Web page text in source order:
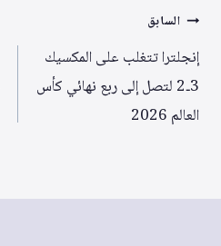
تصفّح
المقالات
السابق
إنجلترا تتغلب على المكسيك
3‑2 لتصل إلى ربع نهائي كأس
العالم 2026